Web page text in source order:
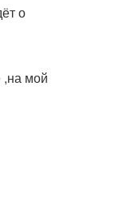
о
,на мой